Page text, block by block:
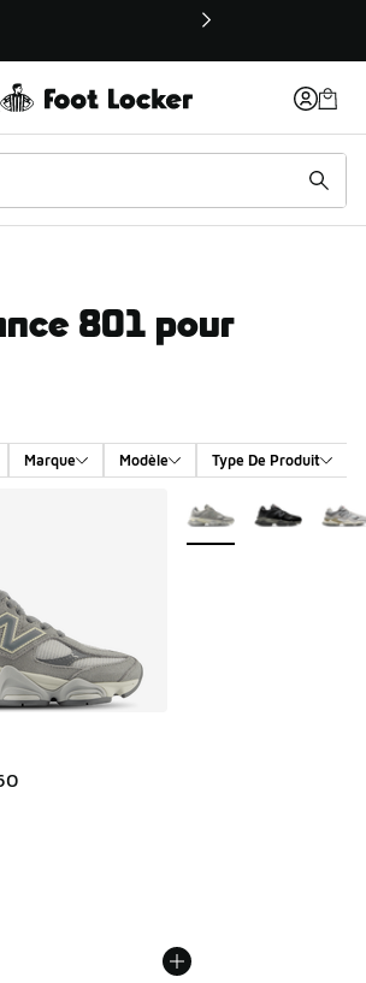
fenêtre
801 pour
Marque Modèle Type De Produit
Plus de couleurs